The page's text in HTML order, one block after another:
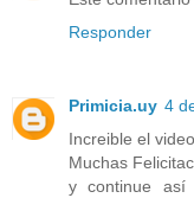
Responder
Primicia.uy 4
Increible el
Muchas
y continue así